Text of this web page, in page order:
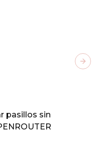
pasillos sin